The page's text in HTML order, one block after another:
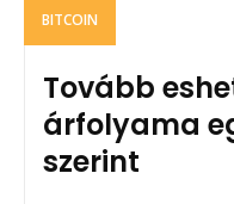
BITCOIN
Tovább
árfolyama
szerint